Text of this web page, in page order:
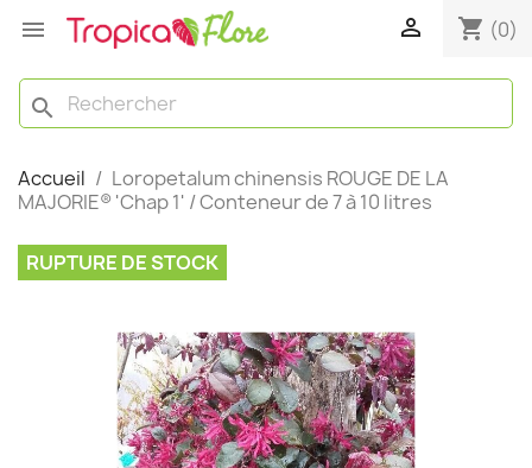
  shopping_cart (0)
search
Accueil
Loropetalum chinensis ROUGE DE LA
MAJORIE® 'Chap 1' / Conteneur de 7 à 10 litres
RUPTURE DE STOCK